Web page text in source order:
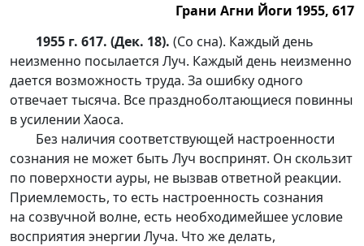
Грани Агни Йоги 1955, 617
1955 г. 617. (Дек. 18). (Со сна). Каждый день
неизменно посылается Луч. Каждый день неизменно
дается возможность труда. За ошибку одного
отвечает тысяча. Все праздноболтающиеся повинны
в усилении Хаоса.
Без наличия соответствующей настроенности
сознания не может быть Луч воспринят. Он скользит
по поверхности ауры, не вызвав ответной реакции.
Приемлемость, то есть настроенность сознания
на созвучной волне, есть необходимейшее условие
восприятия энергии Луча. Что же делать,